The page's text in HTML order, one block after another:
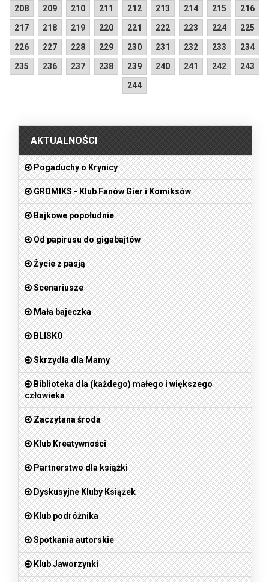
208 209 210 211 212 213 214 215
216
217
218 219 220 221 222 223 224
225
226
227 228 229 230 231 232 233
234
235
236 237 238 239 240 241 242
243
244
AKTUALNOŚCI
Pogaduchy o Krynicy
GROMIKS - Klub Fanów Gier i Komiksów
Bajkowe popołudnie
Od papirusu do gigabajtów
Życie z pasją
Scenariusze
Mała bajeczka
BLISKO
Skrzydła dla Mamy
Biblioteka dla (każdego) małego i większego
człowieka
Zaczytana środa
Klub Kreatywności
Partnerstwo dla książki
Dyskusyjne Kluby Książek
Klub podróżnika
Spotkania autorskie
Klub Jaworzynki